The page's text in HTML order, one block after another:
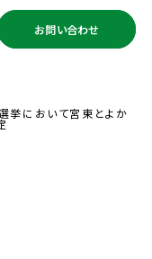
お問い合わせ
挙において宮東とよか